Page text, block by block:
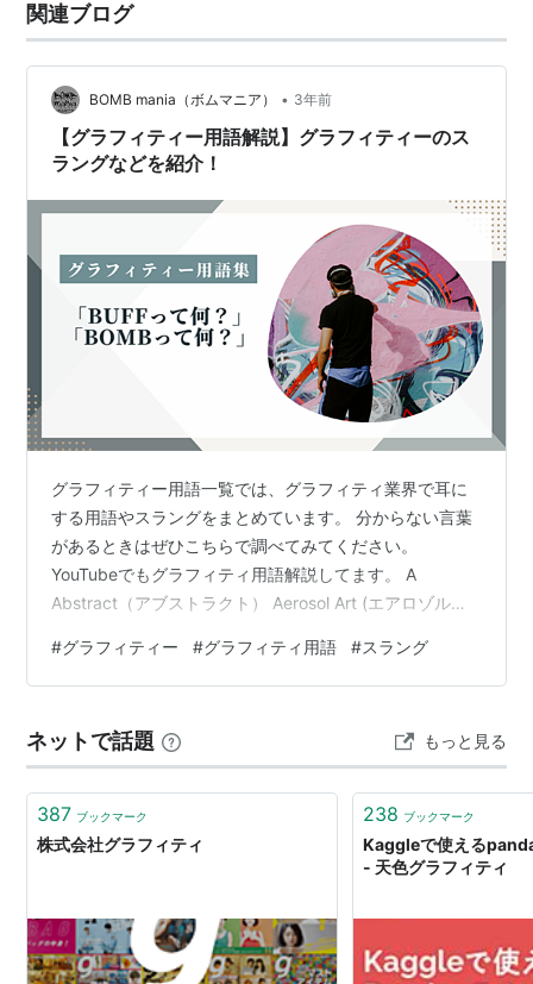
関連ブログ
BOMB mania（ボムマニア） • 3年前
【グラフィティー用語解説】グラフィティーのス
ラングなどを紹介！
グラフィティー用語一覧では、グラフィティ業界で耳に
する用語やスラングをまとめています。 分からない言葉
があるときはぜひこちらで調べてみてください。
YouTubeでもグラフィティ用語解説してます。 A
Abstract（アブストラクト） Aerosol Art (エアロゾル・
ャンプ） Benching (ベンチング) Bite (バイト) Bomb（ボ
ム）・Bombing (ボミング) Bomb Shelter (ボム・シェル
BUFF（バフ） BUF…
#グラフィティー #グラフィティ用語 #スラング
ネットで話題 もっと見る
387 ブックマーク
株式会社グラフィティ
238 ブックマーク
Kaggleで使える
- 天色グラフィティ